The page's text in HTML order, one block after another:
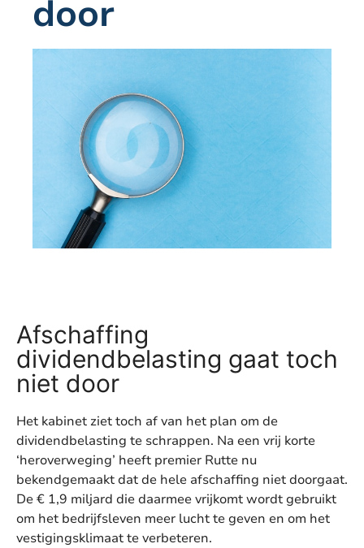
door
Afschaffing
dividendbelasting gaat toch
niet door
Het kabinet ziet toch af van het plan om de
dividendbelasting te schrappen. Na een vrij korte
‘heroverweging’ heeft premier Rutte nu
bekendgemaakt dat de hele afschaffing niet doorgaat.
De € 1,9 miljard die daarmee vrijkomt wordt gebruikt
om het bedrijfsleven meer lucht te geven en om het
vestigingsklimaat te verbeteren.